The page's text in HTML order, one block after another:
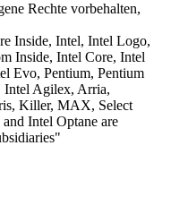
Rechte vorbehalten,
Inside, Intel, Intel Logo,
Inside, Intel Core, Intel
Evo, Pentium, Pentium
Intel Agilex, Arria,
Killer, MAX, Select
Intel Optane are